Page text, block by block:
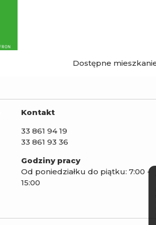
Dostępne
Kontakt
33 861 94 19
33 861 93 36
Godziny pracy
Od poniedziałku do piątku: 7:00 -
15:00